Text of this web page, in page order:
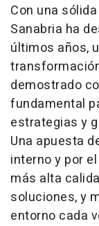
Con una
Sanabria ha
últimos años,
demostrado
fundamental
estrategias y
Una apuesta
interno y por
más alta
soluciones, y
entorno cada